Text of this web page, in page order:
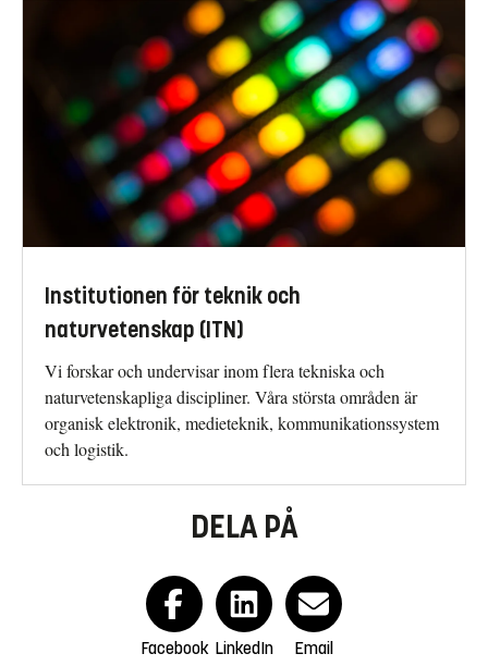
Institutionen för teknik och
naturvetenskap (ITN)
Vi forskar och undervisar inom flera tekniska och
naturvetenskapliga discipliner. Våra största områden är
organisk elektronik, medieteknik, kommunikationssystem
och logistik.
DELA PÅ
Facebook LinkedIn Email